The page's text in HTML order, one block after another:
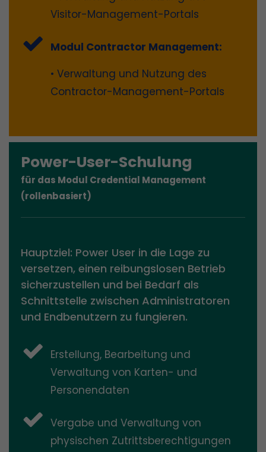
Visitor-Management-Portals
Modul Contractor Management:
• Verwaltung und Nutzung des
Contractor-Management-Portals
Power-User-Schulung
für das Modul Credential Management
(rollenbasiert)
Hauptziel: Power User in die Lage zu
versetzen, einen reibungslosen Betrieb
sicherzustellen und bei Bedarf als
Schnittstelle zwischen Administratoren
und Endbenutzern zu fungieren.
Erstellung, Bearbeitung und
Verwaltung von Karten- und
Personendaten
Vergabe und Verwaltung von
physischen Zutrittsberechtigungen